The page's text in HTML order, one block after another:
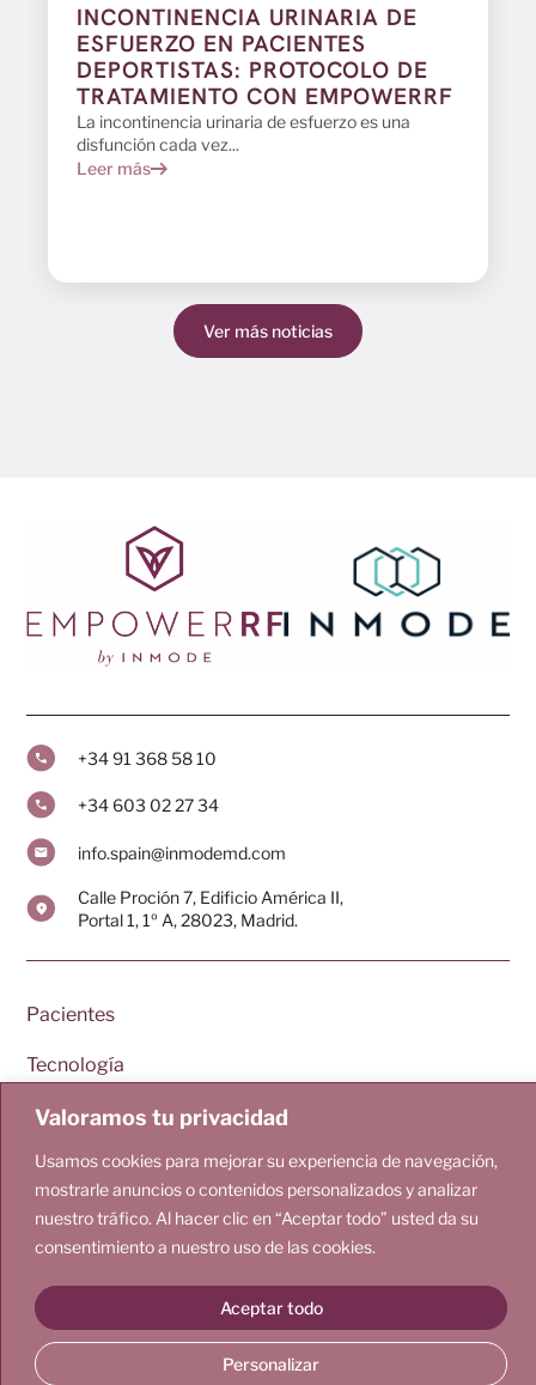
Valoramos tu privacidad
Usamos cookies para mejorar su experiencia de navegación,
mostrarle anuncios o contenidos personalizados y analizar
nuestro tráfico. Al hacer clic en “Aceptar todo” usted da su
consentimiento a nuestro uso de las cookies.
Personalizar
Aceptar todo
INCONTINENCIA URINARIA DE
ESFUERZO EN PACIENTES
DEPORTISTAS: PROTOCOLO DE
TRATAMIENTO CON EMPOWERRF
La incontinencia urinaria de esfuerzo es una
disfunción cada vez...
Leer más
Ver más noticias
+34 91 368 58 10
+34 603 02 27 34
info.spain@inmodemd.com
Calle Proción 7, Edificio América II,
Portal 1, 1º A, 28023, Madrid.
Pacientes
Tecnología
Nosotros Contacto
© 2025 EMPOWERRF
Términos y CondicionesPolíticas de Privacidad
Políticas de CookiesAviso Legal
Este sitio web tiene un propósito exclusivamente informativo. La
información proporcionada no reemplaza
las recomendaciones de profesionales de la salud ni debe utilizarse
para diagnosticar o tratar problemas médicos o enfermedades